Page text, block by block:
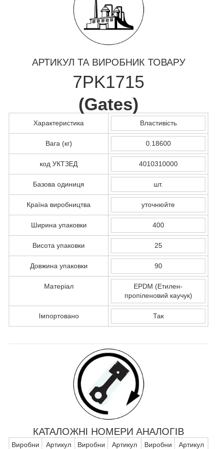
АРТИКУЛ ТА ВИРОБНИК ТОВАРУ
7PK1715
(Gates)
Характеристика Властивість
Вага (кг) 0.18600
код УКТЗЕД 4010310000
Базова одиниця шт.
Країна виробництва уточнюйте
Ширина упаковки 400
Висота упаковки 25
Довжина упаковки 90
Матеріал
EPDM (Етилен-
пропіленовий каучук)
Імпортовано Так
КАТАЛОЖНІ НОМЕРИ АНАЛОГІВ
Виробни
Артикул
Виробни
Артикул
Виробни
Артикул